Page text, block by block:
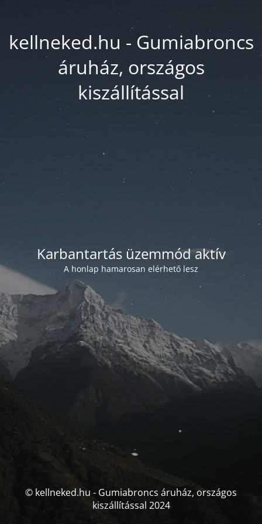
kellneked.hu - Gumiabroncs
áruház, országos
kiszállítással
Karbantartás üzemmód aktív
A honlap hamarosan elérhető lesz
© kellneked.hu - Gumiabroncs áruház, országos
kiszállítással 2024